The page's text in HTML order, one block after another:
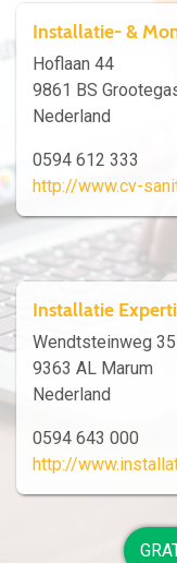
Installatie- &
Hoflaan 44
9861 BS
Nederland
0594 612 333
http://www.cv-
Installatie
Wendtsteinweg 35
9363 AL Marum
Nederland
0594 643 000
http://